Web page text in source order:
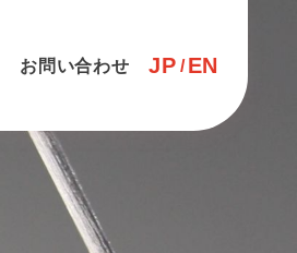
お問い合わせ JP EN